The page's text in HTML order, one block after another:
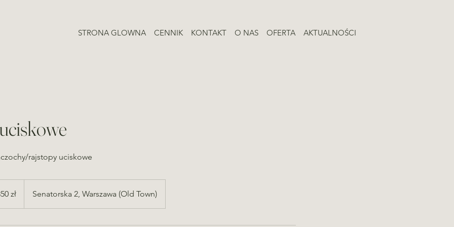
STRONA GLOWNA CENNIK KONTAKT O NAS OFERTA AKTUALNOŚCI
rajstopy uciskowe
zł Senatorska 2, Warszawa (Old Town)